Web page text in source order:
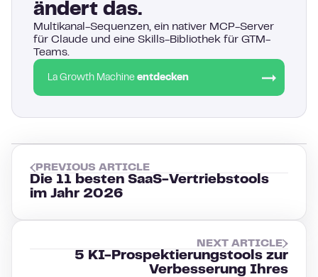
ändert das.
Multikanal-Sequenzen, ein nativer MCP-Server
für Claude und eine Skills-Bibliothek für GTM-
Teams.
La Growth Machine entdecken
PREVIOUS ARTICLE
Die 11 besten SaaS-Vertriebstools
im Jahr 2026
NEXT ARTICLE
5 KI-Prospektierungstools zur
Verbesserung Ihres